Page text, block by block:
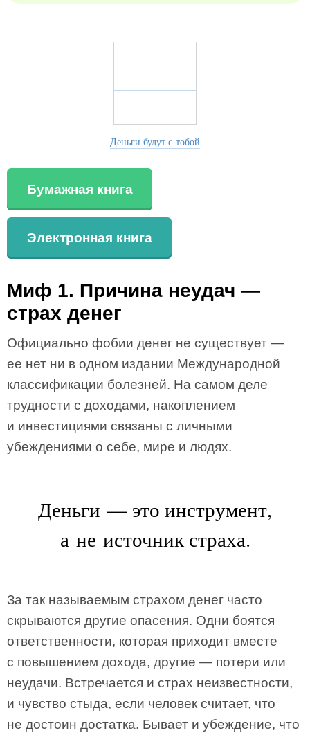
Деньги будут с тобой
Бумажная книга
Электронная книга
Миф 1. Причина неудач —
страх денег
Официально фобии денег не существует —
ее нет ни в одном издании Международной
классификации болезней. На самом деле
трудности с доходами, накоплением
и инвестициями связаны с личными
убеждениями о себе, мире и людях.
Деньги — это инструмент,
а не источник страха.
За так называемым страхом денег часто
скрываются другие опасения. Одни боятся
ответственности, которая приходит вместе
с повышением дохода, другие — потери или
неудачи. Встречается и страх неизвестности,
и чувство стыда, если человек считает, что
не достоин достатка. Бывает и убеждение, что